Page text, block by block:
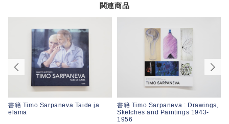
関連商品
書籍 Timo Sarpaneva Taide ja
elama
書籍 Timo Sarpaneva : Drawings,
Sketches and Paintings 1943-
1956